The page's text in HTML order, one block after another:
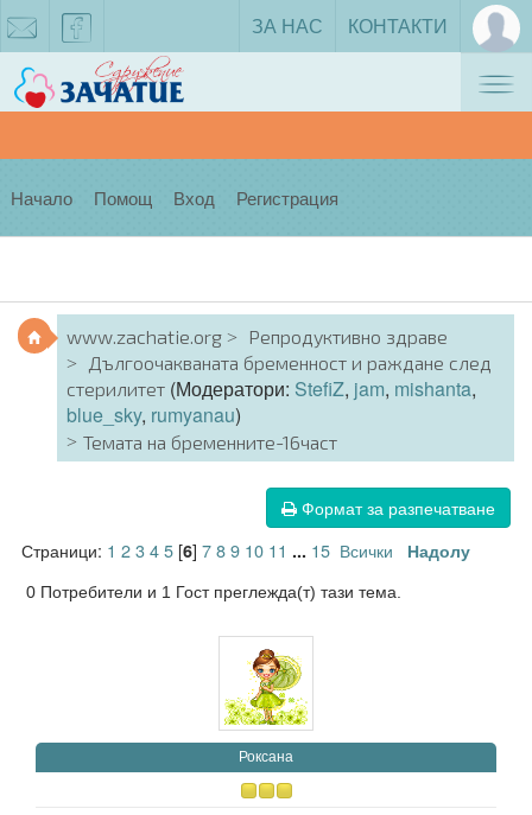
facebook
ЗА НАС КОНТАКТИ
Начало Помощ Вход Регистрация
www.zachatie.org
Репродуктивно здраве
Дългоочакваната бременност и раждане след
стерилитет(Модератори: StefiZ, jam, mishanta,
blue_sky, rumyanau)
Темата на бременните-16част
Формат за разпечатване
Страници: 1 2345[6] 789 10 11 ... 15 Всички Надолу
0 Потребители и 1 Гост преглежда(т) тази тема.
Роксана